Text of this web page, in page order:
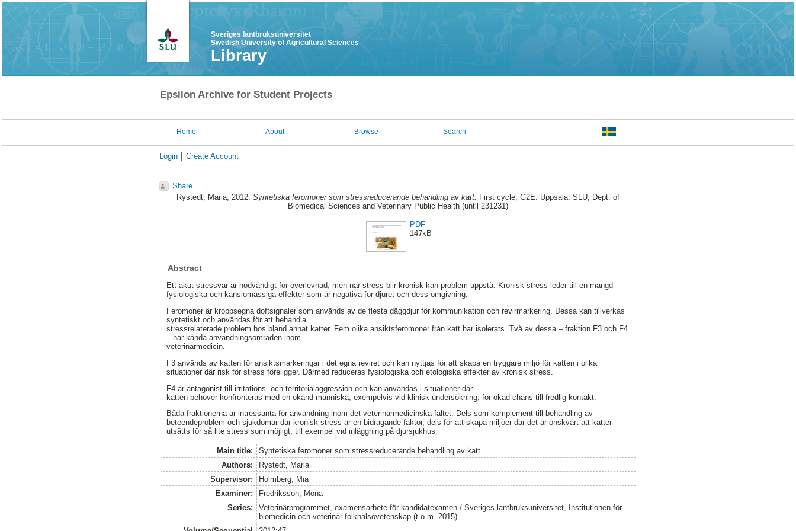
Sveriges lantbruksuniversitet
Swedish University of Agricultural Sciences
Library
Epsilon Archive for Student Projects
Home About Browse Search
Login Create Account
Share
Rystedt, Maria, 2012. Syntetiska feromoner som stressreducerande behandling av katt. First cycle, G2E. Uppsala: SLU, Dept. of
Biomedical Sciences and Veterinary Public Health (until 231231)
PDF
147kB
Abstract
Ett akut stressvar är nödvändigt för överlevnad, men när stress blir kronisk kan problem uppstå. Kronisk stress leder till en mängd
fysiologiska och känslomässiga effekter som är negativa för djuret och dess omgivning.
Feromoner är kroppsegna doftsignaler som används av de flesta däggdjur för kommunikation och revirmarkering. Dessa kan tillverkas
syntetiskt och användas för att behandla
stressrelaterade problem hos bland annat katter. Fem olika ansiktsferomoner från katt har isolerats. Två av dessa – fraktion F3 och F4
– har kända användningsområden inom
veterinärmedicin.
F3 används av katten för ansiktsmarkeringar i det egna reviret och kan nyttjas för att skapa en tryggare miljö för katten i olika
situationer där risk för stress föreligger. Därmed reduceras fysiologiska och etologiska effekter av kronisk stress.
F4 är antagonist till irritations- och territorialaggression och kan användas i situationer där
katten behöver konfronteras med en okänd människa, exempelvis vid klinisk undersökning, för ökad chans till fredlig kontakt.
Båda fraktionerna är intressanta för användning inom det veterinärmedicinska fältet. Dels som komplement till behandling av
beteendeproblem och sjukdomar där kronisk stress är en bidragande faktor, dels för att skapa miljöer där det är önskvärt att katter
utsätts för så lite stress som möjligt, till exempel vid inläggning på djursjukhus.
Main title:
Syntetiska feromoner som stressreducerande behandling av katt
Authors:
Rystedt, Maria
Supervisor:
Holmberg, Mia
Examiner:
Fredriksson, Mona
Series:
Veterinärprogrammet, examensarbete för kandidatexamen / Sveriges lantbruksuniversitet, Institutionen för
biomedicin och veterinär folkhälsovetenskap (t.o.m. 2015)